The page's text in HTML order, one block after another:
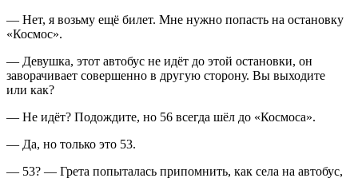
— Нет, я возьму ещё билет. Мне нужно попасть на остановку
«Космос».
— Девушка, этот автобус не идёт до этой остановки, он
заворачивает совершенно в другую сторону. Вы выходите
или как?
— Не идёт? Подождите, но 56 всегда шёл до «Космоса».
— Да, но только это 53.
— 53? — Грета попыталась припомнить, как села на автобус,